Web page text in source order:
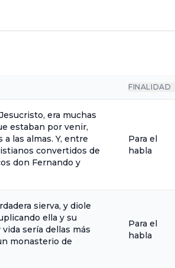
FINALIDAD
era muchas
estaban por venir,
las almas. Y, entre
convertidos de
don Fernando y
Para el
habla
sierva, y diole
ella y su
sería dellas más
monasterio de
Para el
habla